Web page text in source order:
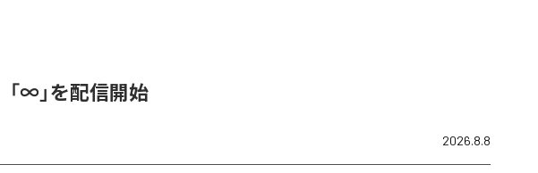
∞」を配信開始
2026.8.8